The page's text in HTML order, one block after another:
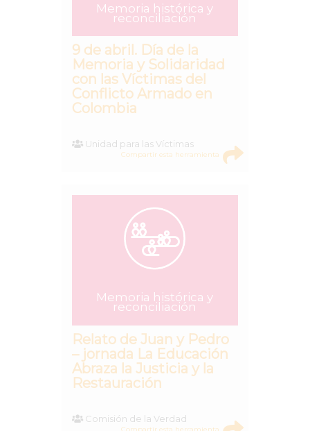
Memoria histórica y
reconciliación
9 de abril. Día de la
Memoria y Solidaridad
con las Víctimas del
Conflicto Armado en
Colombia
Unidad para las Víctimas
Compartir esta herramienta
Memoria histórica y
reconciliación
Relato de Juan y Pedro
– jornada La Educación
Abraza la Justicia y la
Restauración
Comisión de la Verdad